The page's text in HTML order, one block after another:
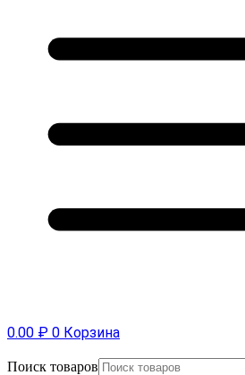
0.00 ₽ 0 Корзина
Поиск товаров